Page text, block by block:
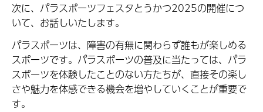
次に、パラスポーツフェスタとうかつ2025の開催につ
いて、お話しいたします。
パラスポーツは、障害の有無に関わらず誰もが楽しめる
スポーツです。パラスポーツの普及に当たっては、パラ
スポーツを体験したことのない方たちが、直接その楽し
さや魅力を体感できる機会を増やしていくことが重要で
す。